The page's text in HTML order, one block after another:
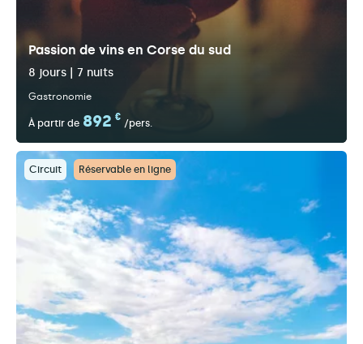
Passion de vins en Corse du sud
8 jours | 7 nuits
Gastronomie
À partir de 892 €
/pers.
Circuit Réservable en ligne